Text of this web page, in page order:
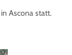
Ascona statt.